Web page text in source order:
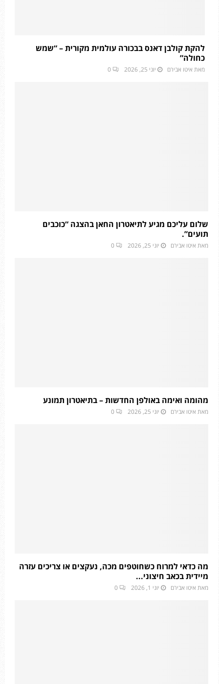
להקת קולבן דאנס בבכורה עולמית מקורית – “שמש
כחולה”
מאת איטו אבירם יוני 25, 2026 0
שלום עליכם מגיע לתיאטרון החאן בהצגה “כוכבים
תועים”.
מאת איטו אבירם יוני 25, 2026 0
מהומה ואימה באולפן החדשות – בתיאטרון תמונע
מאת איטו אבירם יוני 25, 2026 0
מה כדאי למרוח כשחוטפים מכה, נעקצים או צריכים עזרה
מיידית בכאב חיצוני...
מאת איטו אבירם יוני 1, 2026 0